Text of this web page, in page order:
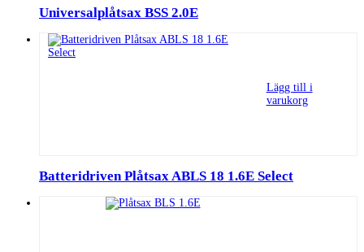
Universalplåtsax BSS 2.0E
Lägg till i
varukorg
Batteridriven Plåtsax ABLS 18 1.6E Select